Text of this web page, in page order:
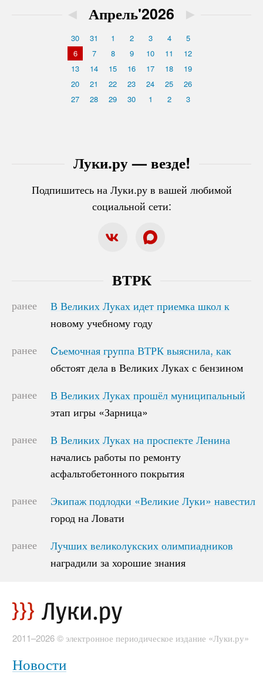
Луки.ру — везде!
Подпишитесь на Луки.ру в вашей любимой
социальной сети:
◄ Апрель'2026 ►
30 31 1 2 3 4
5
6
7 8 9 10 11
12
13
14 15 16 17 18
19
20
21 22 23 24 25
26
27
28 29 30 1 2 3
ВТРК
ранее
В Великих Луках идет приемка школ к
новому учебному году
В Великих Луках идет приемка школ к
новому учебному году
ранее
Cъемочная группа ВТРК выяснила, как
обстоят дела в Великих Луках с бензином
Cъемочная группа ВТРК выяснила, как
обстоят дела в Великих Луках с бензином
ранее
В Великих Луках прошёл муниципальный
этап игры «Зарница»
В Великих Луках прошёл муниципальный
этап игры «Зарница»
ранее
В Великих Луках на проспекте Ленина
начались работы по ремонту
асфальтобетонного покрытия
В Великих Луках на проспекте Ленина
начались работы по ремонту
асфальтобетонного покрытия
ранее
Экипаж подлодки «Великие Луки» навестил
город на Ловати
Экипаж подлодки «Великие Луки» навестил
город на Ловати
ранее
Лучших великолукских олимпиадников
наградили за хорошие знания
Лучших великолукских олимпиадников
наградили за хорошие знания
2011–2026 © электронное периодическое издание «Луки.ру»
Новости